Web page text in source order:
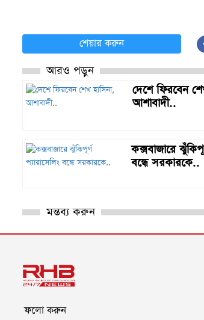
শেয়ার করুন
আরও পড়ুন
দেশে ফিরবেন
আশাবাদী..
কক্সবাজারে
বন্ধে সরকারকে..
মন্তব্য করুন
ফলো করুন